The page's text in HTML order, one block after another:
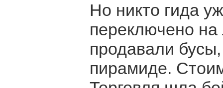
Но никто гида
переключено на
продавали
пирамиде.